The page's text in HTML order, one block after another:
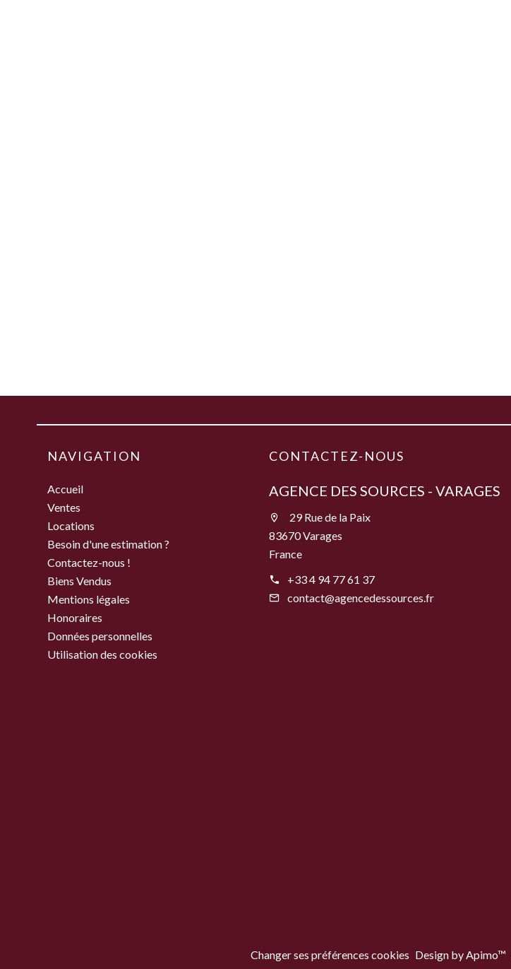
NAVIGATION
Accueil
Ventes
Locations
Besoin d'une estimation ?
Contactez-nous !
Biens Vendus
Mentions légales
Honoraires
Données personnelles
Utilisation des cookies
CONTACTEZ-NOUS
AGENCE DES SOURCES - VARAGES
29 Rue de la Paix
83670 Varages
France
+33 4 94 77 61 37
contact@agencedessources.fr
Changer ses préférences cookies Design by Apimo™